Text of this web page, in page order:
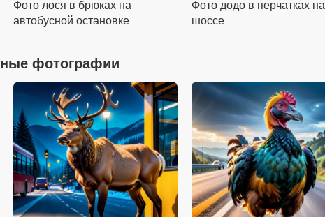
Фото лося в брюках на
автобусной остановке
Фото додо в перчатках на
шоссе
фотографии